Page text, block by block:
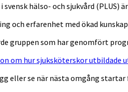
hälso- och sjukvård
och erfarenhet med ökad
gruppen som har genomfört
om hur sjuksköterskor utbildade
eller se när nästa omgång startar